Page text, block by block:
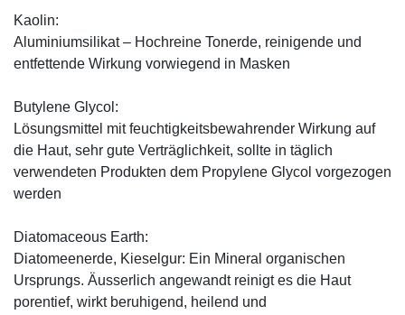
Kaolin:
Aluminiumsilikat – Hochreine Tonerde, reinigende und
entfettende Wirkung vorwiegend in Masken
Butylene Glycol:
Lösungsmittel mit feuchtigkeitsbewahrender Wirkung auf
die Haut, sehr gute Verträglichkeit, sollte in täglich
verwendeten Produkten dem Propylene Glycol vorgezogen
werden
Diatomaceous Earth:
Diatomeenerde, Kieselgur: Ein Mineral organischen
Ursprungs. Äusserlich angewandt reinigt es die Haut
porentief, wirkt beruhigend, heilend und